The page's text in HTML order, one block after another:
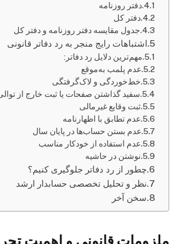
دفتر روزنامه
دفتر کل
جدول مقایسه دفتر روزنامه و دفتر کل
اشتباهات رایج منجر به رد دفاتر قانونی
مهم‌ترین دلایل رد دفاتر:
عدم پلمب به‌موقع
خط‌خوردگی و لاک‌گرفتگی
سفید گذاشتن صفحات یا ثبت خارج از
ثبت وقایع غیرمالی
عدم تطابق با اظهارنامه
عدم بستن حساب‌ها در پایان سال
عدم استفاده از خودکار مناسب
نوشتن در حاشیه
چطور از رد دفاتر جلوگیری کنیم؟
نظر و تحلیل تخصصی حسابدار ارشد
سخن آخر
ملزومات قانونی و اهمیت